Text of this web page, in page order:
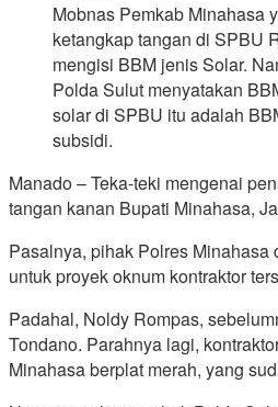
Mobnas Pemkab Minahasa
ketangkap tangan di SPBU
mengisi BBM jenis Solar.
Polda Sulut menyatakan
solar di SPBU itu adalah
subsidi.
Manado – Teka-teki mengenai
tangan kanan Bupati Minahasa,
Pasalnya, pihak Polres Minahasa
untuk proyek oknum kontraktor
Padahal, Noldy Rompas,
Tondano. Parahnya lagi,
Minahasa berplat merah, yang